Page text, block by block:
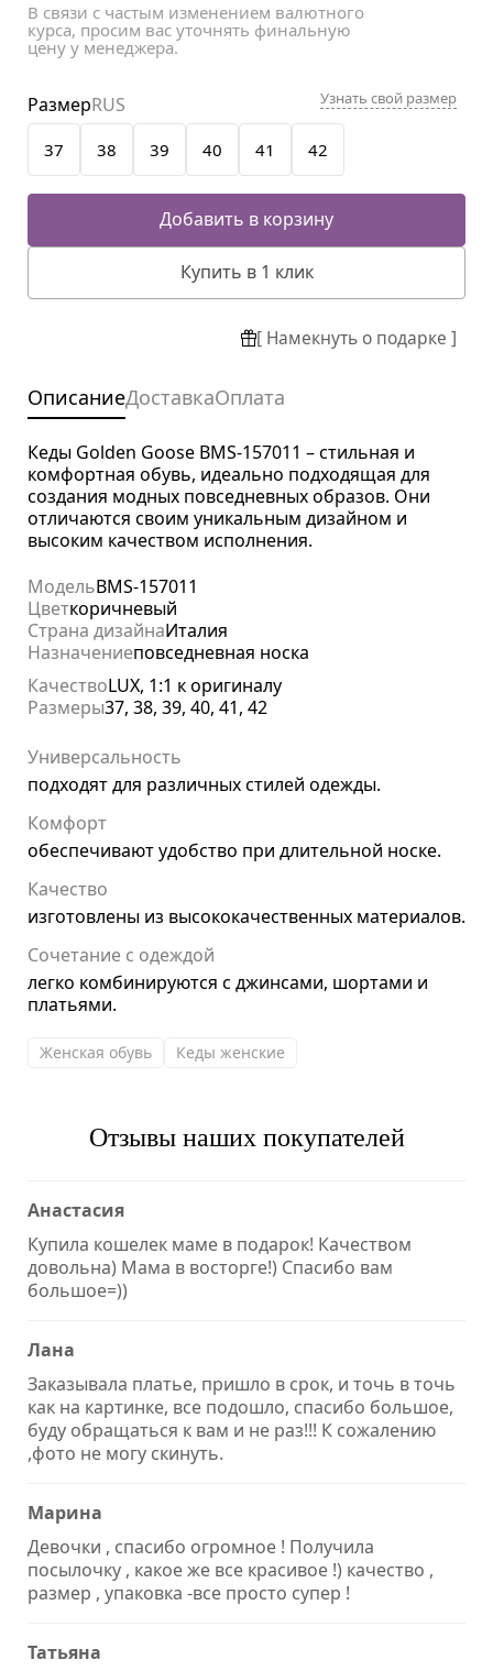
В связи с частым изменением валютного
курса, просим вас уточнять финальную
цену у менеджера.
37 38 39 40 41 42
РазмерRUS Узнать свой размер
Добавить в корзину
Купить в 1 клик
[ Намекнуть о подарке ]
ОписаниеДоставкаОплата
Кеды Golden Goose BMS-157011 – стильная и
комфортная обувь, идеально подходящая для
создания модных повседневных образов. Они
отличаются своим уникальным дизайном и
высоким качеством исполнения.
МодельBMS-157011
Цветкоричневый
Страна дизайнаИталия
Назначениеповседневная носка
КачествоLUX, 1:1 к оригиналу
Размеры37, 38, 39, 40, 41, 42
Универсальность
подходят для различных стилей одежды.
Комфорт
обеспечивают удобство при длительной носке.
Качество
изготовлены из высококачественных материалов.
Сочетание с одеждой
легко комбинируются с джинсами, шортами и
платьями.
Женская обувь Кеды женские
Отзывы наших покупателей
Анастасия
Купила кошелек маме в подарок! Качеством
довольна) Мама в восторге!) Спасибо вам
большое=))
Лана
Заказывала платье, пришло в срок, и точь в точь
как на картинке, все подошло, спасибо большое,
буду обращаться к вам и не раз!!! К сожалению
,фото не могу скинуть.
Марина
Девочки , спасибо огромное ! Получила
посылочку , какое же все красивое !) качество ,
размер , упаковка -все просто супер !
Татьяна